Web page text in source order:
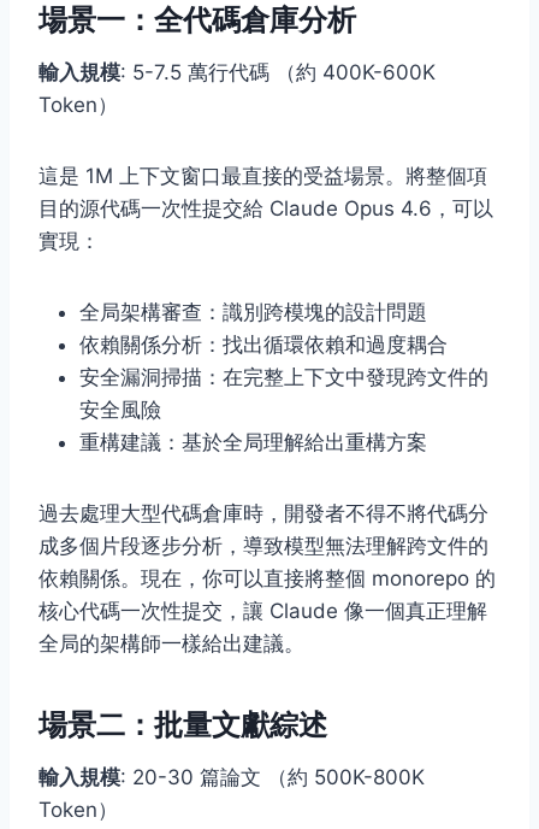
場景一：全代碼倉庫分析
輸入規模: 5-7.5 萬行代碼 （約 400K-600K
Token）
這是 1M 上下文窗口最直接的受益場景。將整個項
目的源代碼一次性提交給 Claude Opus 4.6，可以
實現：
全局架構審查：識別跨模塊的設計問題
依賴關係分析：找出循環依賴和過度耦合
安全漏洞掃描：在完整上下文中發現跨文件的
安全風險
重構建議：基於全局理解給出重構方案
過去處理大型代碼倉庫時，開發者不得不將代碼分
成多個片段逐步分析，導致模型無法理解跨文件的
依賴關係。現在，你可以直接將整個 monorepo 的
核心代碼一次性提交，讓 Claude 像一個真正理解
全局的架構師一樣給出建議。
場景二：批量文獻綜述
輸入規模: 20-30 篇論文 （約 500K-800K
Token）